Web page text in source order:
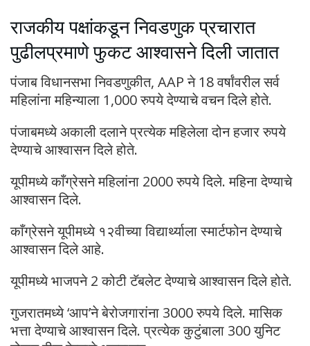
राजकीय पक्षांकडून निवडणुक प्रचारात
पुढीलप्रमाणे फुकट आश्वासने दिली जातात
पंजाब विधानसभा निवडणुकीत, AAP ने 18 वर्षांवरील सर्व
महिलांना महिन्याला 1,000 रुपये देण्याचे वचन दिले होते.
पंजाबमध्ये अकाली दलाने प्रत्येक महिलेला दोन हजार रुपये
देण्याचे आश्वासन दिले होते.
यूपीमध्ये काँग्रेसने महिलांना 2000 रुपये दिले. महिना देण्याचे
आश्वासन दिले.
काँग्रेसने यूपीमध्ये १२वीच्या विद्यार्थ्याला स्मार्टफोन देण्याचे
आश्वासन दिले आहे.
यूपीमध्ये भाजपने 2 कोटी टॅबलेट देण्याचे आश्वासन दिले होते.
गुजरातमध्ये ‘आप’ने बेरोजगारांना 3000 रुपये दिले. मासिक
भत्ता देण्याचे आश्वासन दिले. प्रत्येक कुटुंबाला 300 युनिट